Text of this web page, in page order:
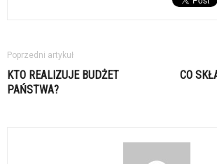
Poprzedni artykuł
KTO REALIZUJE BUDŻET
PAŃSTWA?
CO